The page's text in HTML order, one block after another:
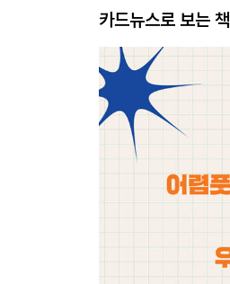
카드뉴스로 보는 책